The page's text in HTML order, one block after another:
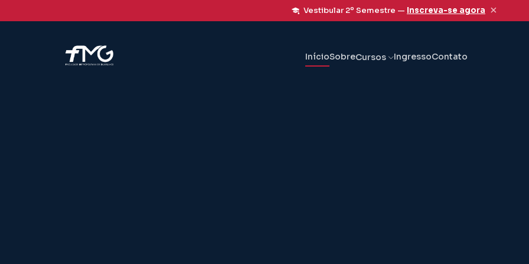
Vestibular 2º Semestre — Inscreva-se agora ×
InícioSobreCursos IngressoContato